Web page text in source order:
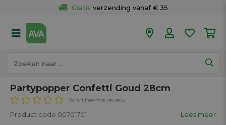
Gratis verzending vanaf € 35
50 winkels
Partypopper Confetti Goud 28cm
Schrijf eerste review
Product code 00701701 Lees meer